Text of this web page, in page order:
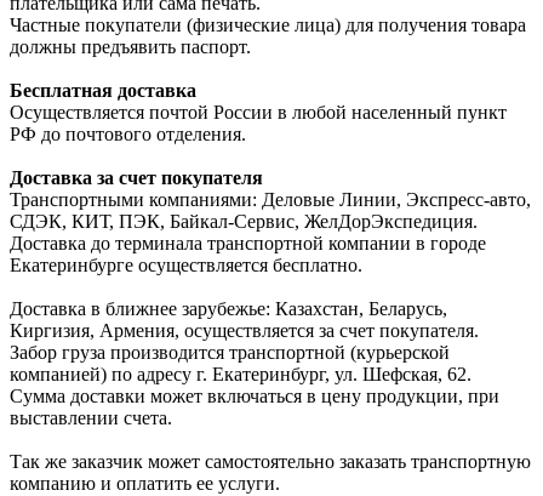
Частные покупатели (физические лица) для получения товара
должны предъявить паспорт.
Бесплатная доставка
Осуществляется почтой России в любой населенный пункт
РФ до почтового отделения.
Доставка за счет покупателя
Транспортными компаниями: Деловые Линии, Экспресс-авто,
СДЭК, КИТ, ПЭК, Байкал-Сервис, ЖелДорЭкспедиция.
Доставка до терминала транспортной компании в городе
Екатеринбурге осуществляется бесплатно.
Доставка в ближнее зарубежье: Казахстан, Беларусь,
Киргизия, Армения, осуществляется за счет покупателя.
Забор груза производится транспортной (курьерской
компанией) по адресу г. Екатеринбург, ул. Шефская, 62.
Сумма доставки может включаться в цену продукции, при
выставлении счета.
Так же заказчик может самостоятельно заказать транспортную
компанию и оплатить ее услуги.